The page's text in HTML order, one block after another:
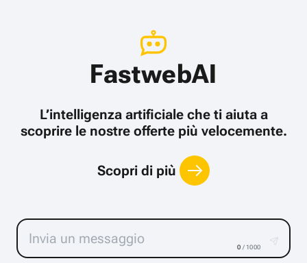
FastwebAI
L’intelligenza artificiale che ti aiuta a
scoprire le nostre offerte più velocemente.
Scopri di più
0 / 1000